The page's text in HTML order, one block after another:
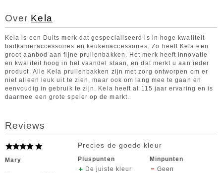
Over Kela
Kela is een Duits merk dat gespecialiseerd is in hoge kwaliteit
badkameraccessoires en keukenaccessoires. Zo heeft Kela een
groot aanbod aan fijne prullenbakken. Het merk heeft innovatie
en kwaliteit hoog in het vaandel staan, en dat merkt u aan ieder
product. Alle Kela prullenbakken zijn met zorg ontworpen om er
niet alleen leuk uit te zien, maar ook om lang mee te gaan en
eenvoudig in gebruik te zijn. Kela heeft al 115 jaar ervaring en is
daarmee een grote speler op de markt.
Reviews
Mary
Precies de goede kleur
Pluspunten
De juiste kleur
Minpunten
Geen